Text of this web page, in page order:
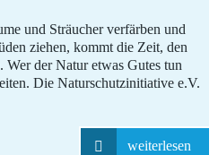
und Sträucher verfärben und
ziehen, kommt die Zeit, den
Wer der Natur etwas Gutes tun
Die Naturschutzinitiative e.V.
weiterlesen